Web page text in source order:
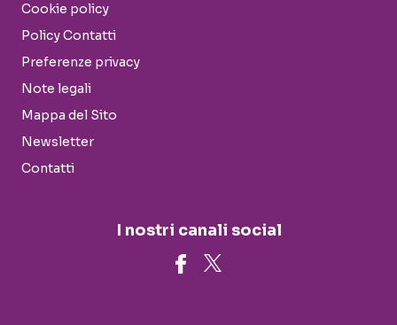
Cookie policy
Policy Contatti
Preferenze privacy
Note legali
Mappa del Sito
Newsletter
Contatti
I nostri canali social